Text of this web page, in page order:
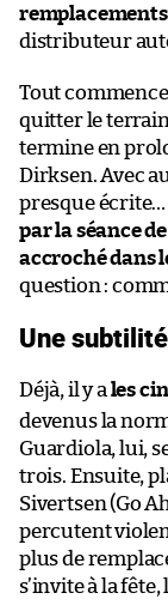
distributeur
Tout
quitter le terrain
termine en
Dirksen. Avec
presque
par la séance
accroché dans
question :
Une
Déjà, il y a les
devenus la
Guardiola, lui,
trois. Ensuite,
Sivertsen (Go
percutent
plus de
s’invite à la fête,